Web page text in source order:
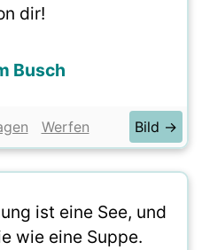
dir!
Busch
Werfen Bild →
ist eine See, und
wie eine Suppe.